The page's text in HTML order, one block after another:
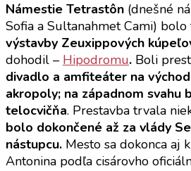
Námestie Tetrastôn (dnešné
Sofia a Sultanahmet Cami) bolo
výstavby Zeuxippových
dohodil – Hipodromu. Boli
divadlo a amfiteáter na
akropoly; na západnom svahu
telocvičňa. Prestavba trvala
bolo dokončené až za vlády
nástupcu. Mesto sa dokonca aj
Antonina podľa cisárovho